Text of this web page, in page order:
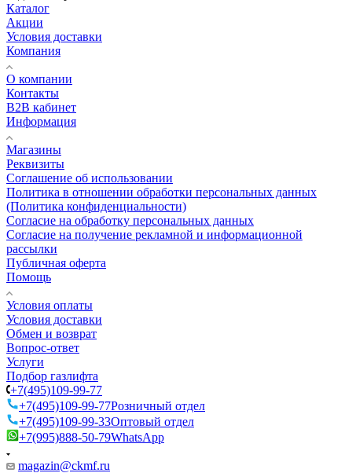
Каталог
Акции
Условия доставки
Компания
О компании
Контакты
B2B кабинет
Информация
Магазины
Реквизиты
Соглашение об использовании
Политика в отношении обработки персональных данных
(Политика конфиденциальности)
Согласие на обработку персональных данных
Согласие на получение рекламной и информационной
рассылки
Публичная оферта
Помощь
Условия оплаты
Условия доставки
Обмен и возврат
Вопрос-ответ
Услуги
Подбор газлифта
+7(495)109-99-77
+7(495)109-99-77Розничный отдел
+7(495)109-99-33Оптовый отдел
+7(995)888-50-79WhatsApp
magazin@ckmf.ru